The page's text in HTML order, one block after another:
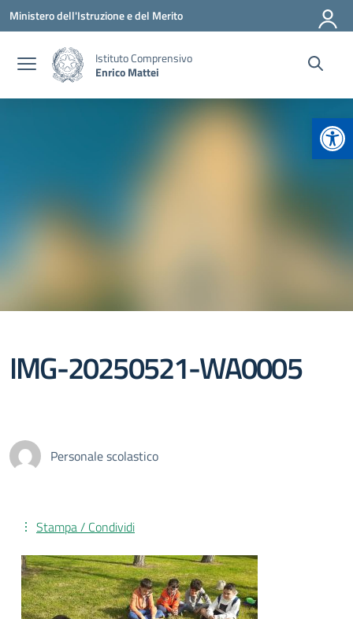
Vai ai contenuti
Vai al menu di navigazione
Vai al footer
Ministero dell'Istruzione e del Merito
Istituto Comprensivo
Enrico Mattei
IMG-20250521-WA0005
Personale scolastico
Stampa / Condividi